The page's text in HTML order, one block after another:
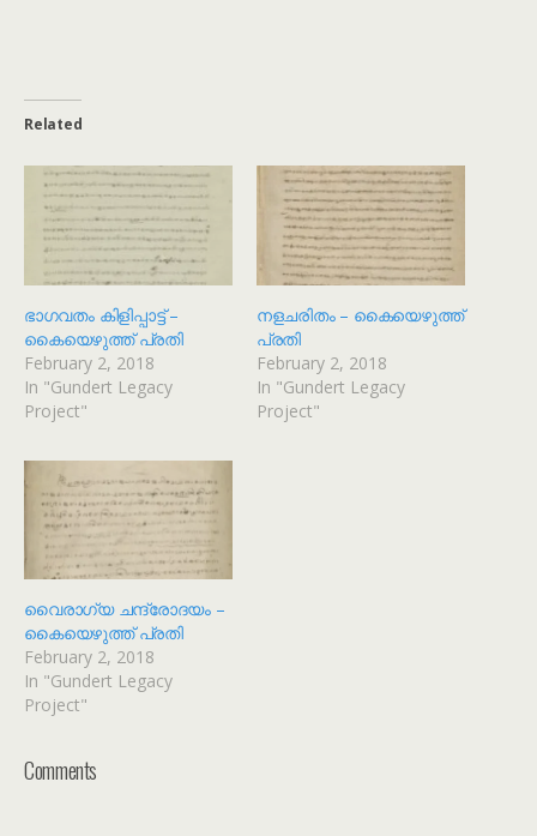
Related
ഭാഗവതം കിളിപ്പാട്ട് –
കൈയെഴുത്ത് പ്രതി
February 2, 2018
In "Gundert Legacy
Project"
നളചരിതം – കൈയെഴുത്ത്
പ്രതി
February 2, 2018
In "Gundert Legacy
Project"
വൈരാഗ്യ ചന്ദ്രോദയം –
കൈയെഴുത്ത് പ്രതി
February 2, 2018
In "Gundert Legacy
Project"
Comments